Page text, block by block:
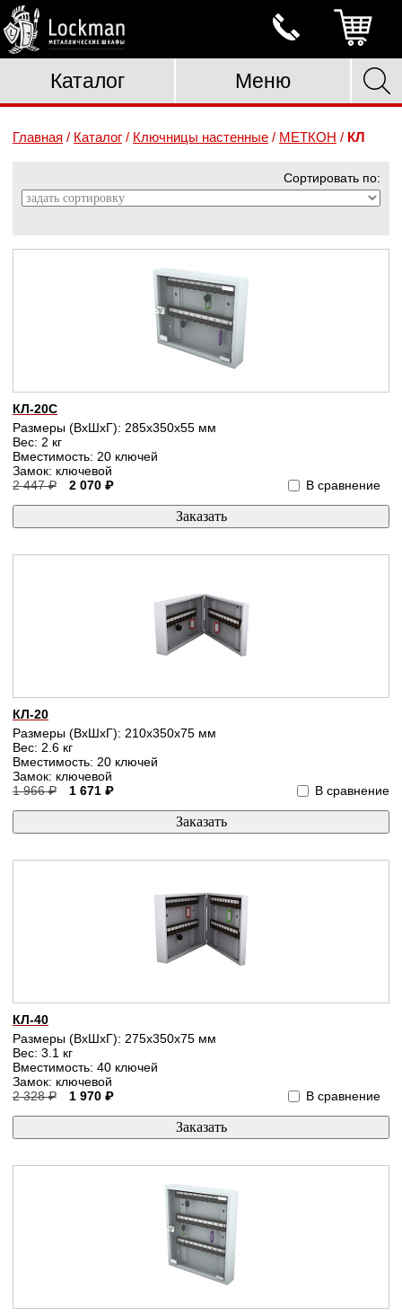
Каталог Меню
Главная / Каталог / Ключницы настенные / МЕТКОН / КЛ
Сортировать по:
В сравнение
КЛ-20С
Размеры (ВхШхГ): 285x350x55 мм
Вес: 2 кг
Вместимость: 20 ключей
Замок: ключевой
2 447 ₽
2 070 ₽
В сравнение
КЛ-20
Размеры (ВхШхГ): 210x350x75 мм
Вес: 2.6 кг
Вместимость: 20 ключей
Замок: ключевой
1 966 ₽
1 671 ₽
В сравнение
КЛ-40
Размеры (ВхШхГ): 275x350x75 мм
Вес: 3.1 кг
Вместимость: 40 ключей
Замок: ключевой
2 328 ₽
1 970 ₽